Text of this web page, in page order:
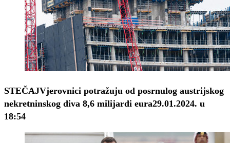
STEČAJVjerovnici potražuju od posrnulog austrijskog
nekretninskog diva 8,6 milijardi eura29.01.2024. u
18:54